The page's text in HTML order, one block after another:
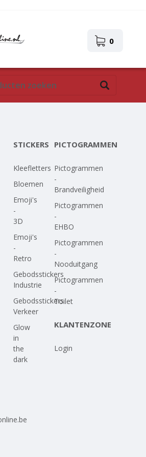
0
ontwerp
STICKERS
Kleefletters
Bloemen
Emoji's
-
3D
Emoji's
-
Retro
Gebodsstickers
Industrie
Gebodsstickers
Verkeer
Glow
in
the
dark
PICTOGRAMMEN
Pictogrammen
-
Brandveiligheid
Pictogrammen
-
EHBO
Pictogrammen
-
Nooduitgang
Pictogrammen
-
Toilet
KLANTENZONE
Login